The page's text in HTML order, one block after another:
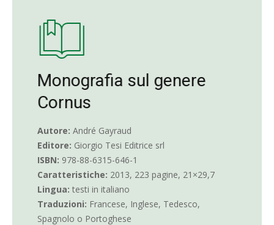
Monografia sul genere
Cornus
Autore: André Gayraud
Editore: Giorgio Tesi Editrice srl
ISBN: 978-88-6315-646-1
Caratteristiche: 2013, 223 pagine, 21×29,7
Lingua: testi in italiano
Traduzioni: Francese, Inglese, Tedesco,
Spagnolo o Portoghese